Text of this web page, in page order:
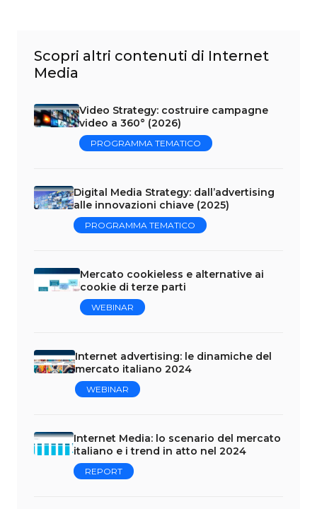
Scopri altri contenuti di Internet
Media
Video Strategy: costruire campagne
video a 360° (2026)
PROGRAMMA TEMATICO
Digital Media Strategy: dall’advertising
alle innovazioni chiave (2025)
PROGRAMMA TEMATICO
Mercato cookieless e alternative ai
cookie di terze parti
WEBINAR
Internet advertising: le dinamiche del
mercato italiano 2024
WEBINAR
Internet Media: lo scenario del mercato
italiano e i trend in atto nel 2024
REPORT